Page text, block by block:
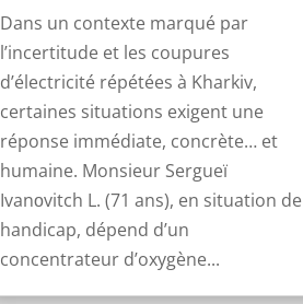
Dans un contexte marqué par
l’incertitude et les coupures
d’électricité répétées à Kharkiv,
certaines situations exigent une
réponse immédiate, concrète… et
humaine. Monsieur Sergueï
Ivanоvitch L. (71 ans), en situation de
handicap, dépend d’un
concentrateur d’oxygène...